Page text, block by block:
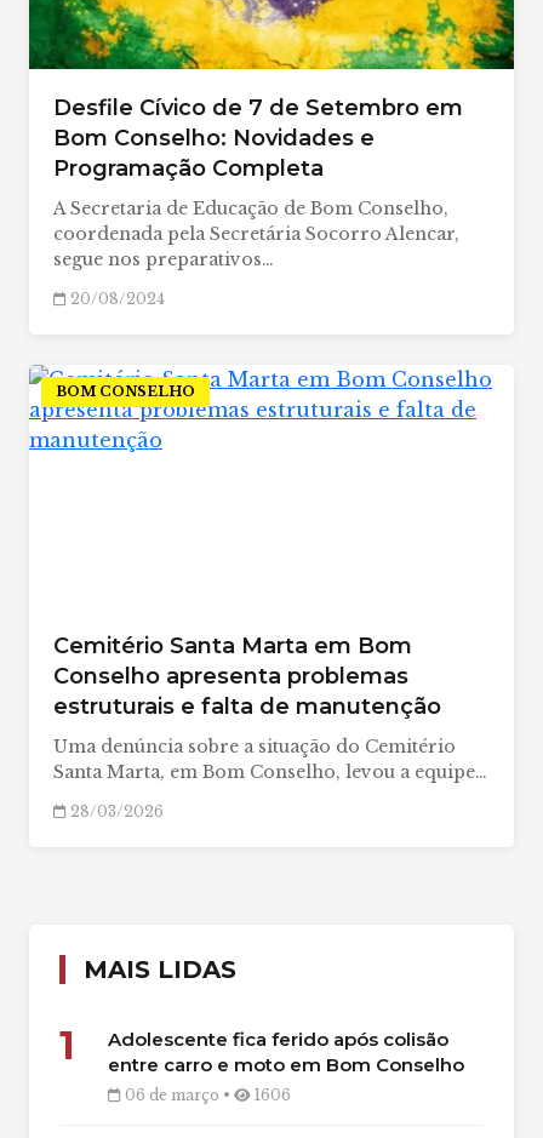
Desfile Cívico de 7 de Setembro em
Bom Conselho: Novidades e
Programação Completa
A Secretaria de Educação de Bom Conselho,
coordenada pela Secretária Socorro Alencar,
segue nos preparativos…
20/08/2024
BOM CONSELHO
Cemitério Santa Marta em Bom
Conselho apresenta problemas
estruturais e falta de manutenção
Uma denúncia sobre a situação do Cemitério
Santa Marta, em Bom Conselho, levou a equipe…
28/03/2026
MAIS LIDAS
1
Adolescente fica ferido após colisão
entre carro e moto em Bom Conselho
06 de março • 1606